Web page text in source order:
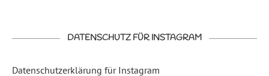
DATENSCHUTZ FÜR INSTAGRAM
Datenschutzerklärung für Instagram